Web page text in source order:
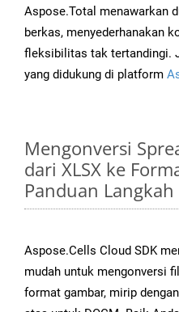
Aspose.Total menawarkan
berkas, menyederhanakan
fleksibilitas tak tertandingi.
yang didukung di platform
Mengonversi
dari XLSX ke
Panduan
Aspose.Cells Cloud SDK
mudah untuk mengonversi
format gambar, mirip